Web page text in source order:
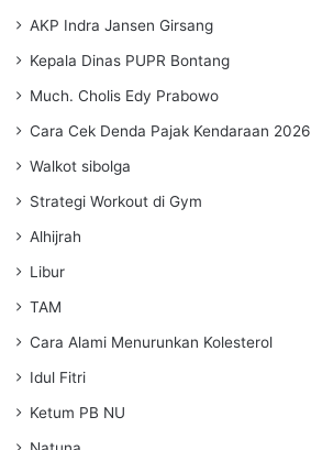
AKP Indra Jansen Girsang
Kepala Dinas PUPR Bontang
Much. Cholis Edy Prabowo
Cara Cek Denda Pajak Kendaraan 2026
Walkot sibolga
Strategi Workout di Gym
Alhijrah
Libur
TAM
Cara Alami Menurunkan Kolesterol
Idul Fitri
Ketum PB NU